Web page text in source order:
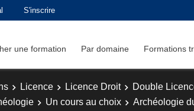
S'inscrire
une formation Par domaine Formations
Licence Licence Droit
Double
Un cours au choix Archéologie